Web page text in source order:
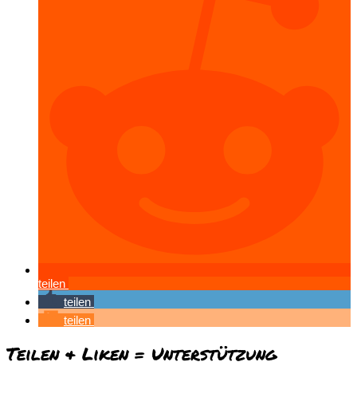
teilen
teilen
teilen
Teilen & Liken = Unterstützung